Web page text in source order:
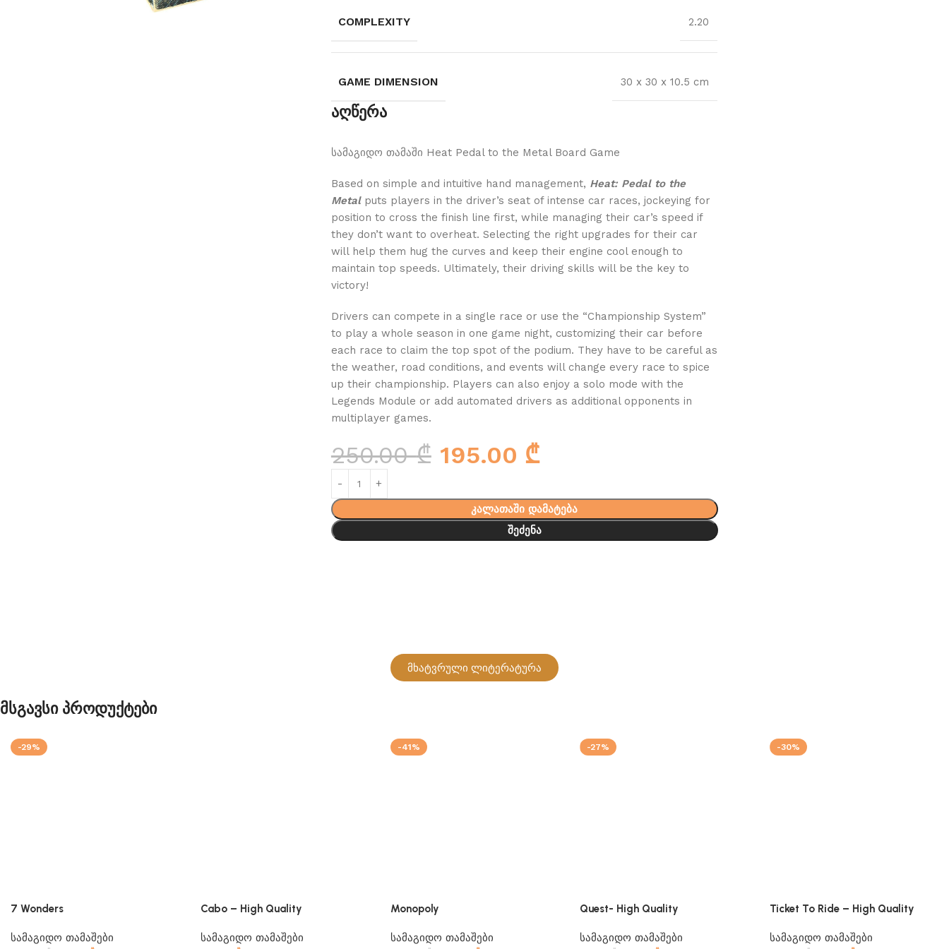
COMPLEXITY 2.20
GAME DIMENSION 30 x 30 x 10.5 cm
აღწერა
სამაგიდო თამაში Heat Pedal to the Metal Board Game
Based on simple and intuitive hand management, Heat: Pedal to the
Metalputs players in the driver’s seat of intense car races, jockeying for
position to cross the finish line first, while managing their car’s speed if
they don’t want to overheat. Selecting the right upgrades for their car
will help them hug the curves and keep their engine cool enough to
maintain top speeds. Ultimately, their driving skills will be the key to
victory!
Drivers can compete in a single race or use the “Championship System”
to play a whole season in one game night, customizing their car before
each race to claim the top spot of the podium. They have to be careful as
the weather, road conditions, and events will change every race to spice
up their championship. Players can also enjoy a solo mode with the
Legends Module or add automated drivers as additional opponents in
multiplayer games.
250.00₾ 195.00 ₾
კალათაში დამატება
შეძენა
მხატვრული ლიტერატურა
Მსგავსი Პროდუქტები
-29%
7 Wonders
სამაგიდო თამაშები
Cabo – High Quality
სამაგიდო თამაშები
-41%
Monopoly
სამაგიდო თამაშები
-27%
Quest- High Quality
სამაგიდო თამაშები
-30%
Ticket To Ride – High Quality
სამაგიდო თამაშები